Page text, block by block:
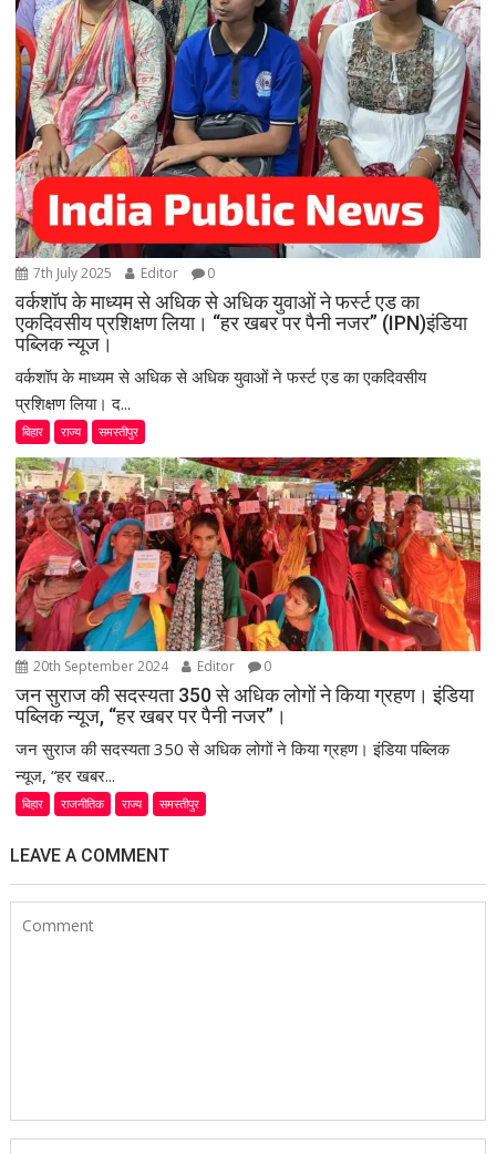
7th July 2025 Editor 0
वर्कशॉप के माध्यम से अधिक से अधिक युवाओं ने फर्स्ट एड का
एकदिवसीय प्रशिक्षण लिया। “हर खबर पर पैनी नजर” (IPN)इंडिया
पब्लिक न्यूज।
वर्कशॉप के माध्यम से अधिक से अधिक युवाओं ने फर्स्ट एड का एकदिवसीय
प्रशिक्षण लिया। द...
बिहार राज्य समस्तीपुर
20th September 2024 Editor 0
जन सुराज की सदस्यता 350 से अधिक लोगों ने किया ग्रहण। इंडिया
पब्लिक न्यूज, “हर खबर पर पैनी नजर”।
जन सुराज की सदस्यता 350 से अधिक लोगों ने किया ग्रहण। इंडिया पब्लिक
न्यूज, “हर खबर...
बिहार राजनीतिक राज्य समस्तीपुर
LEAVE A COMMENT